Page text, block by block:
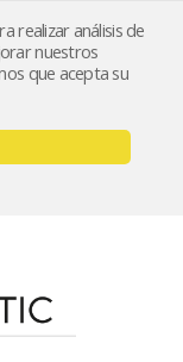
realizar análisis de
nuestros
que acepta su